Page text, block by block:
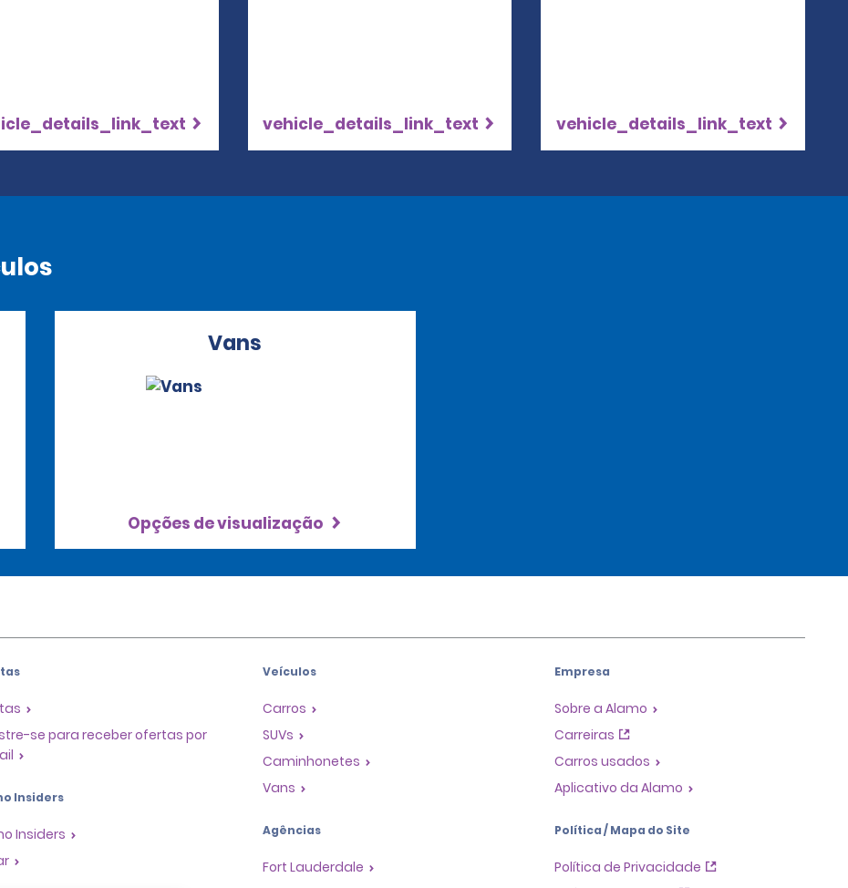
vehicle_details_link_text vehicle_details_link_text
Vans
Opções de visualização
se para receber ofertas por
Insiders
Insiders
Veículos
Carros
SUVs
Caminhonetes
Vans
Agências
Fort Lauderdale
Empresa
Sobre a Alamo
Carreiras
Carros usados
Aplicativo da Alamo
Política / Mapa do Site
Política de Privacidade